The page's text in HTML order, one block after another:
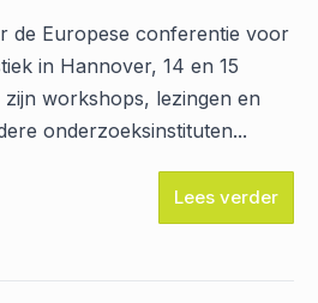
de Europese conferentie voor
in Hannover, 14 en 15
workshops, lezingen en
onderzoeksinstituten...
Lees verder